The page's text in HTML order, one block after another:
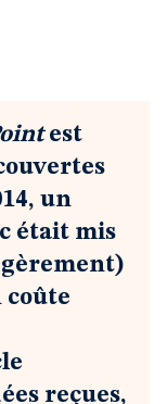
est
un
était mis
coûte
reçues,